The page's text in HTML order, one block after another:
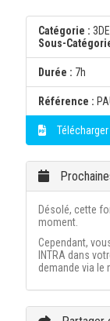
Catégorie :
Sous-
Durée : 7h
Référence :
Désolé, cette
moment.
Cependant,
INTRA dans
demande via le